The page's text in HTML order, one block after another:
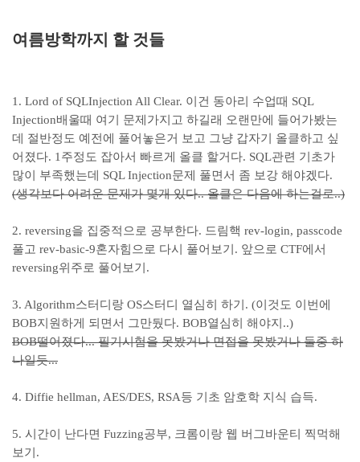
여름방학까지 할 것들
1. Lord of SQLInjection All Clear. 이건 동아리 수업때 SQL
Injection배울때 여기 문제가지고 하길래 오랜만에 들어가봤는
데 절반정도 예전에 풀어놓은거 보고 그냥 갑자기 올클하고 싶
어졌다. 1주정도 잡아서 빠르게 올클 할거다. SQL관련 기초가
많이 부족했는데 SQL Injection문제 풀면서 좀 보강 해야겠다.
(생각보다 어려운 문제가 몇개 있다.. 올클은 다음에 하는걸로..)
2. reversing을 집중적으로 공부한다. 드림핵 rev-login, passcode
풀고 rev-basic-9혼자힘으로 다시 풀어보기. 앞으로 CTF에서
reversing위주로 풀어보기.
3. Algorithm스터디랑 OS스터디 열심히 하기. (이것도 이번에
BOB지원하게 되면서 그만뒀다. BOB열심히 해야지..)
BOB떨어졌다... 필기시험을 못봤거나 면접을 못봤거나 둘중 하
나일듯...
4. Diffie hellman, AES/DES, RSA등 기초 암호학 지식 습득.
5. 시간이 난다면 Fuzzing공부, 크롬이랑 웹 버그바운티 찍먹해
보기.